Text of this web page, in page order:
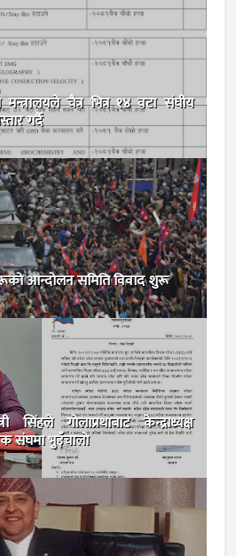
चैत्र भित्र १४ वटा संघीय
गर्दै
आन्दोलन समिति विवाद शुरू
गोलाप्रथाबाट केन्द्राध्यक्ष
संघमा भुइँचालाे